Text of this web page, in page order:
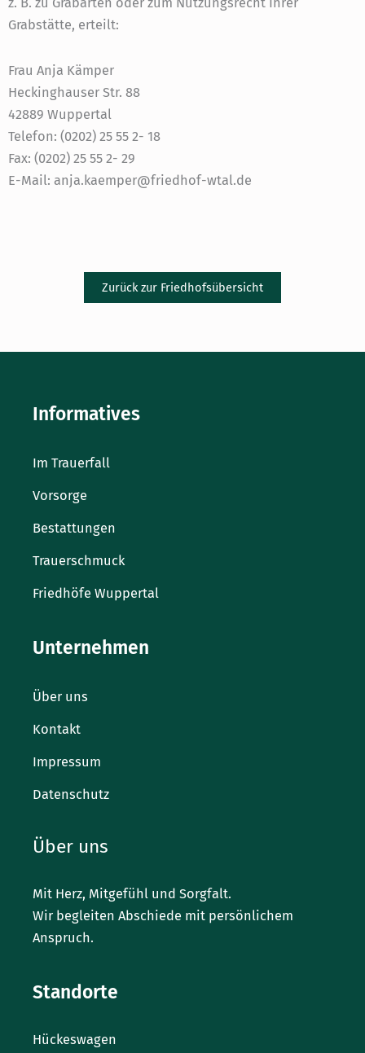
z. B. zu Grabarten oder zum Nutzungsrecht Ihrer
Grabstätte, erteilt:
Frau Anja Kämper
Heckinghauser Str. 88
42889 Wuppertal
Telefon: (0202) 25 55 2- 18
Fax: (0202) 25 55 2- 29
E-Mail: anja.kaemper@friedhof-wtal.de
Zurück zur Friedhofsübersicht
Informatives
Im Trauerfall
Vorsorge
Bestattungen
Trauerschmuck
Friedhöfe Wuppertal
Unternehmen
Über uns
Kontakt
Impressum
Datenschutz
Über uns
Mit Herz, Mitgefühl und Sorgfalt.
Wir begleiten Abschiede mit persönlichem
Anspruch.
Standorte
Hückeswagen